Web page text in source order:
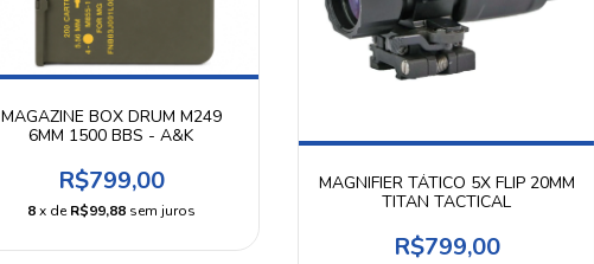
MAGAZINE BOX DRUM M249
6MM 1500 BBS - A&K
R$799,00
8 x deR$99,88 sem juros
MAGNIFIER TÁTICO 5X FLIP 20MM
TITAN TACTICAL
R$799,00